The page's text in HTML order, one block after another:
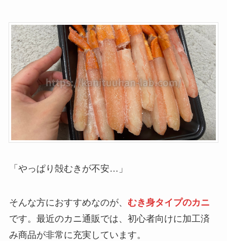
「やっぱり殻むきが不安…」
そんな方におすすめなのが、 むき身タイプのカニ
です。最近のカニ通販では、初心者向けに加工済
み商品が非常に充実しています。